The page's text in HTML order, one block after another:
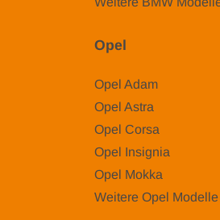
Opel
Opel Adam
Opel Astra
Opel Corsa
Opel Insignia
Opel Mokka
Weitere Opel Modelle